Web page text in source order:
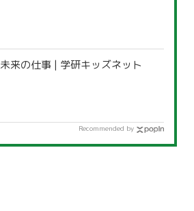
未来の仕事 | 学研キッズネット
Recommended by